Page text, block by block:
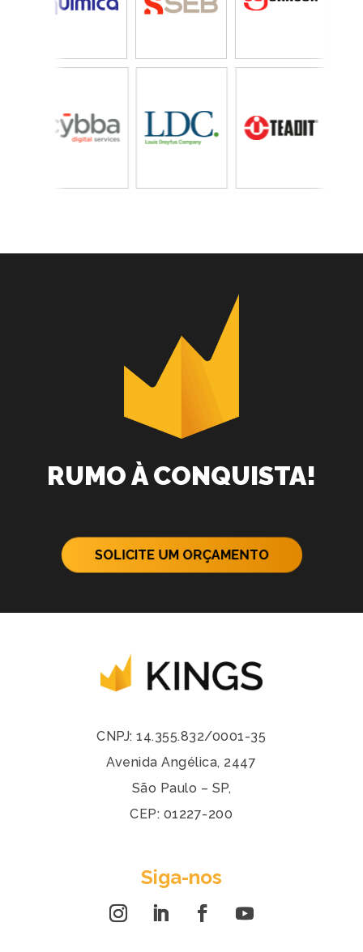
RUMO À CONQUISTA!
SOLICITE UM ORÇAMENTO
CNPJ: 14.355.832/0001-35
Avenida Angélica, 2447
São Paulo – SP,
CEP: 01227-200
Siga-nos